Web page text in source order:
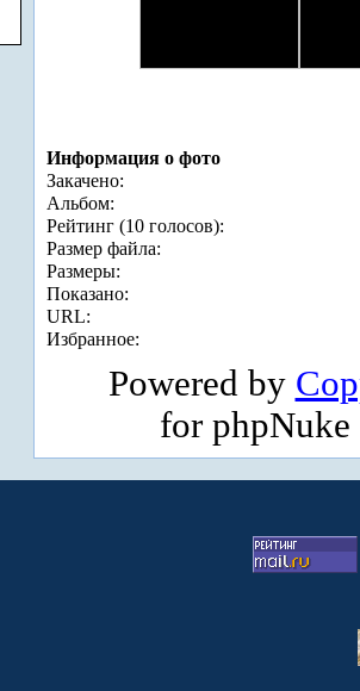
Информация о фото
Закачено:
Альбом:
Рейтинг (10 голосов):
Размер файла:
Размеры:
Показано:
URL:
Избранное:
Powered by
for